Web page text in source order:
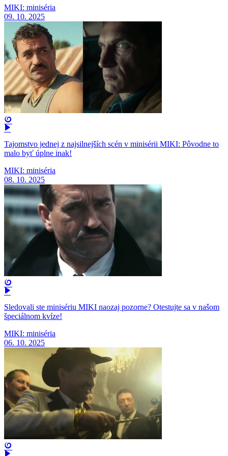
MIKI: miniséria
09. 10. 2025
Tajomstvo jednej z najsilnejších scén v minisérii MIKI: Pôvodne to
malo byť úplne inak!
MIKI: miniséria
08. 10. 2025
Sledovali ste minisériu MIKI naozaj pozorne? Otestujte sa v našom
špeciálnom kvíze!
MIKI: miniséria
06. 10. 2025